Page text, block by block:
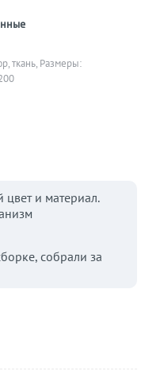
ткань, Размеры:
и материал.
собрали за